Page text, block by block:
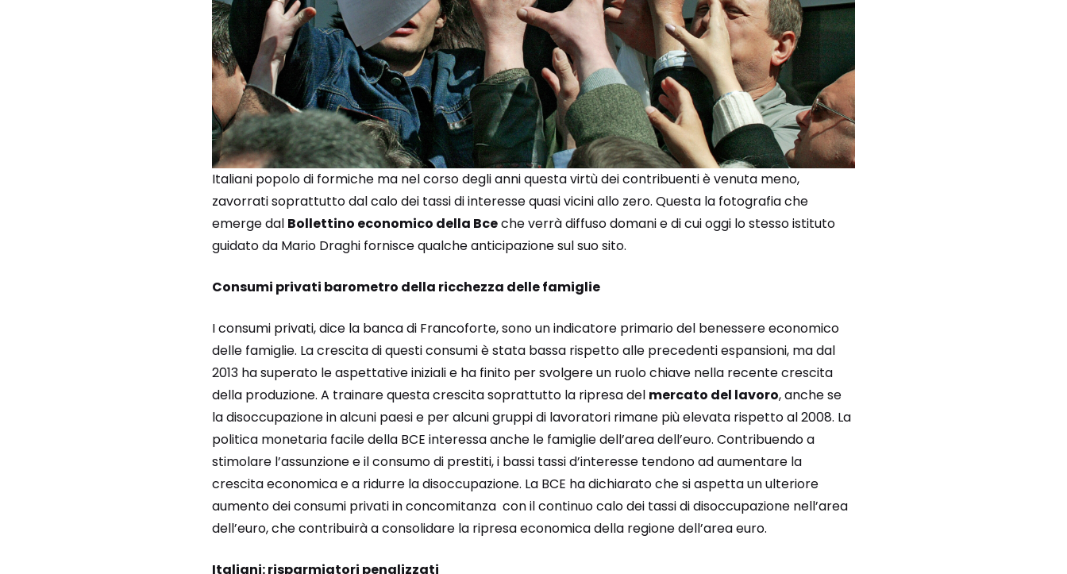
Italiani popolo di formiche ma nel corso degli anni questa virtù dei contribuenti è venuta meno,
zavorrati soprattutto dal calo dei tassi di interesse quasi vicini allo zero. Questa la fotografia che
emerge dal Bollettino economico della Bceche verrà diffuso domani e di cui oggi lo stesso istituto
guidato da Mario Draghi fornisce qualche anticipazione sul suo sito.
Consumi privati barometro della ricchezza delle famiglie
I consumi privati, dice la banca di Francoforte, sono un indicatore primario del benessere economico
delle famiglie. La crescita di questi consumi è stata bassa rispetto alle precedenti espansioni, ma dal
2013 ha superato le aspettative iniziali e ha finito per svolgere un ruolo chiave nella recente crescita
della produzione. A trainare questa crescita soprattutto la ripresa del mercato del lavoro, anche se
la disoccupazione in alcuni paesi e per alcuni gruppi di lavoratori rimane più elevata rispetto al 2008. La
politica monetaria facile della BCE interessa anche le famiglie dell’area dell’euro. Contribuendo a
stimolare l’assunzione e il consumo di prestiti, i bassi tassi d’interesse tendono ad aumentare la
crescita economica e a ridurre la disoccupazione. La BCE ha dichiarato che si aspetta un ulteriore
aumento dei consumi privati in concomitanza con il continuo calo dei tassi di disoccupazione nell’area
dell’euro, che contribuirà a consolidare la ripresa economica della regione dell’area euro.
Italiani: risparmiatori penalizzati